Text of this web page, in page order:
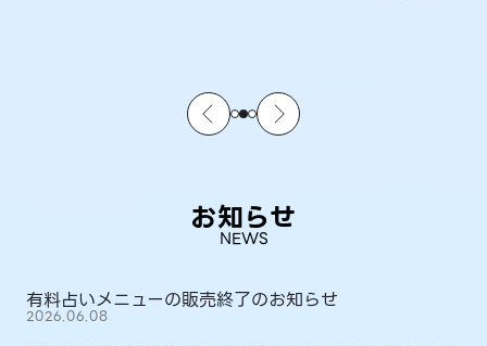
お知らせ
NEWS
有料占いメニューの販売終了のお知らせ
2026.06.08